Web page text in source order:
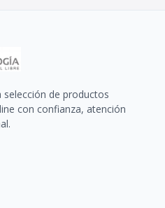
selección de productos
con confianza, atención